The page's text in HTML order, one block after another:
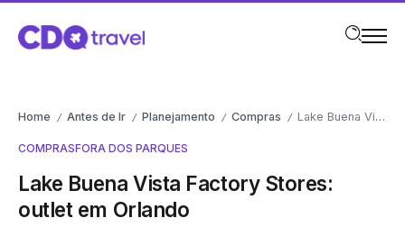
Home / Antes de Ir / Planejamento / Compras / Lake Buena Vista Factory Stores: outlet em Orlando
COMPRASFORA DOS PARQUES
Lake Buena Vista Factory Stores:
outlet em Orlando